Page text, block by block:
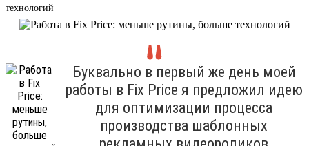
Буквально в первый же день моей
работы в Fix Price я предложил идею
для оптимизации процесса
производства шаблонных